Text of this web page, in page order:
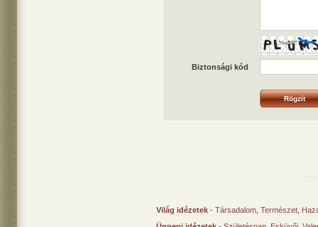
Biztonsági kód
Világ idézetek - Társadalom Természet